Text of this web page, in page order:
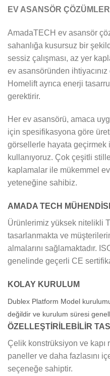
EV ASANSÖR ÇÖZÜMLERİ
AmadaTECH ev asansör
sahanlığa kusursuz bir
sessiz çalışması, az yer
ev asansöründen
Homelift ayrıca enerji
gerektirir.
Her ev asansörü, amaca
için spesifikasyona göre
görsellerle hayata geçirmek
kullanıyoruz. Çok çeşitli
kaplamalar ile mükemmel
yeteneğine sahibiz.
AMADA TECH
Ürünlerimiz yüksek nitelikli
tasarlanmakta ve
almalarını sağlamaktadır.
genelinde geçerli CE
KOLAY KURULUM
Dublex Platform Model
değildir ve kurulum süresi
ÖZELLEŞTİRİLEBİLİR
Çelik konstrüksiyon ve kapı
paneller ve daha fazlasını
seçeneğe sahiptir.